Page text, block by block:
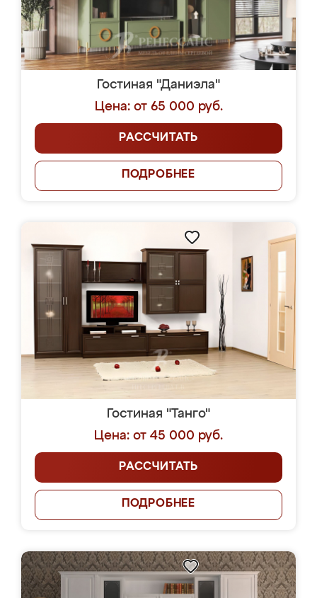
Гостиная "Даниэла"
Цена: от 65 000 руб.
РАССЧИТАТЬ
ПОДРОБНЕЕ
Гостиная "Танго"
Цена: от 45 000 руб.
РАССЧИТАТЬ
ПОДРОБНЕЕ